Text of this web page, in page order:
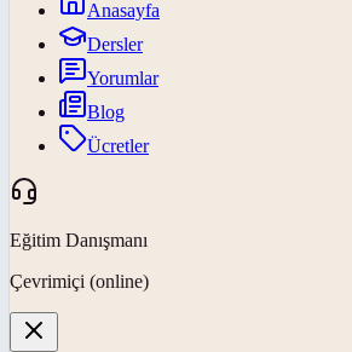
Anasayfa
Dersler
Yorumlar
Blog
Ücretler
Eğitim Danışmanı
Çevrimiçi (online)